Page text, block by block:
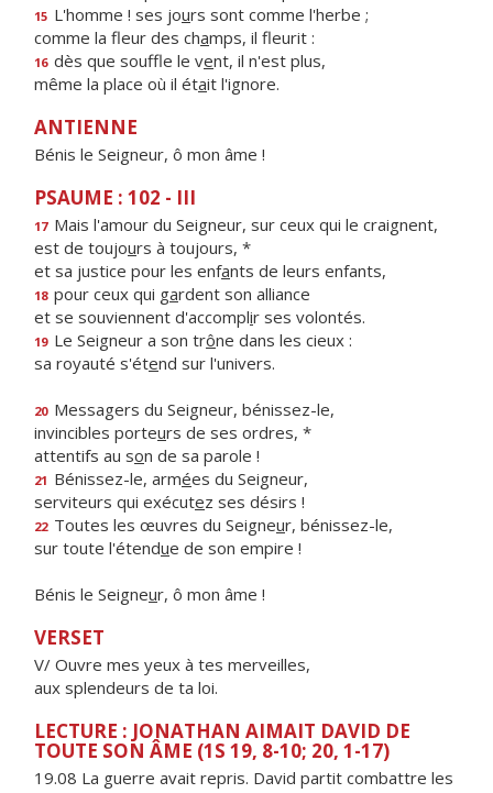
15 L'homme ! ses jours sont comme l'herbe ;
comme la fleur des champs, il fleurit :
16 dès que souffle le vent, il n'est plus,
même la place où il était l'ignore.
ANTIENNE
Bénis le Seigneur, ô mon âme !
PSAUME : 102 - III
17 Mais l'amour du Seigneur, sur ceux qui le craignent,
est de toujours à toujours, *
et sa justice pour les enfants de leurs enfants,
18 pour ceux qui gardent son alliance
et se souviennent d'accomplir ses volontés.
19 Le Seigneur a son trône dans les cieux :
sa royauté s'étend sur l'univers.
20 Messagers du Seigneur, bénissez-le,
invincibles porteurs de ses ordres, *
attentifs au son de sa parole !
21 Bénissez-le, armées du Seigneur,
serviteurs qui exécutez ses désirs !
22 Toutes les œuvres du Seigneur, bénissez-le,
sur toute l'étendue de son empire !
Bénis le Seigneur, ô mon âme !
VERSET
V/ Ouvre mes yeux à tes merveilles,
aux splendeurs de ta loi.
LECTURE : JONATHAN AIMAIT DAVID DE
TOUTE SON ÂME (1S 19, 8-10; 20, 1-17)
19.08 La guerre avait repris. David partit combattre les